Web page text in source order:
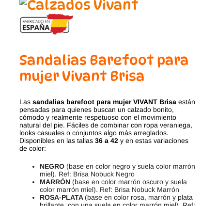
Sandalias Barefoot para
mujer Vivant Brisa
Las sandalias barefoot para mujer VIVANT Brisa están
pensadas para quienes buscan un calzado bonito,
cómodo y realmente respetuoso con el movimiento
natural del pie. Fáciles de combinar con ropa veraniega,
looks casuales o conjuntos algo más arreglados.
Disponibles en las tallas 36 a 42 y en estas variaciones
de color:
NEGRO (base en color negro y suela color marrón
miel). Ref: Brisa Nobuck Negro
MARRÓN (base en color marrón oscuro y suela
color marrón miel). Ref: Brisa Nobuck Marrón
ROSA-PLATA(base en color rosa, marrón y plata